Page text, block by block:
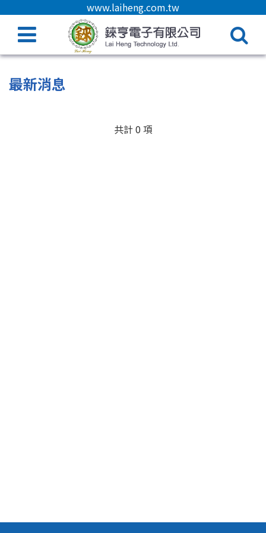
www.laiheng.com.tw
最新消息
共計 0 項